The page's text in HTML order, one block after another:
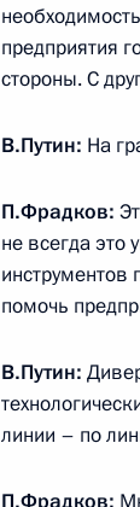
21 декабря
20 декабря
20 декабря
Заседание
инициатив
предприятия
стороны. С
В.Путин: На
П.Фрадков:
не всегда
помочь
В.Путин:
линии – по